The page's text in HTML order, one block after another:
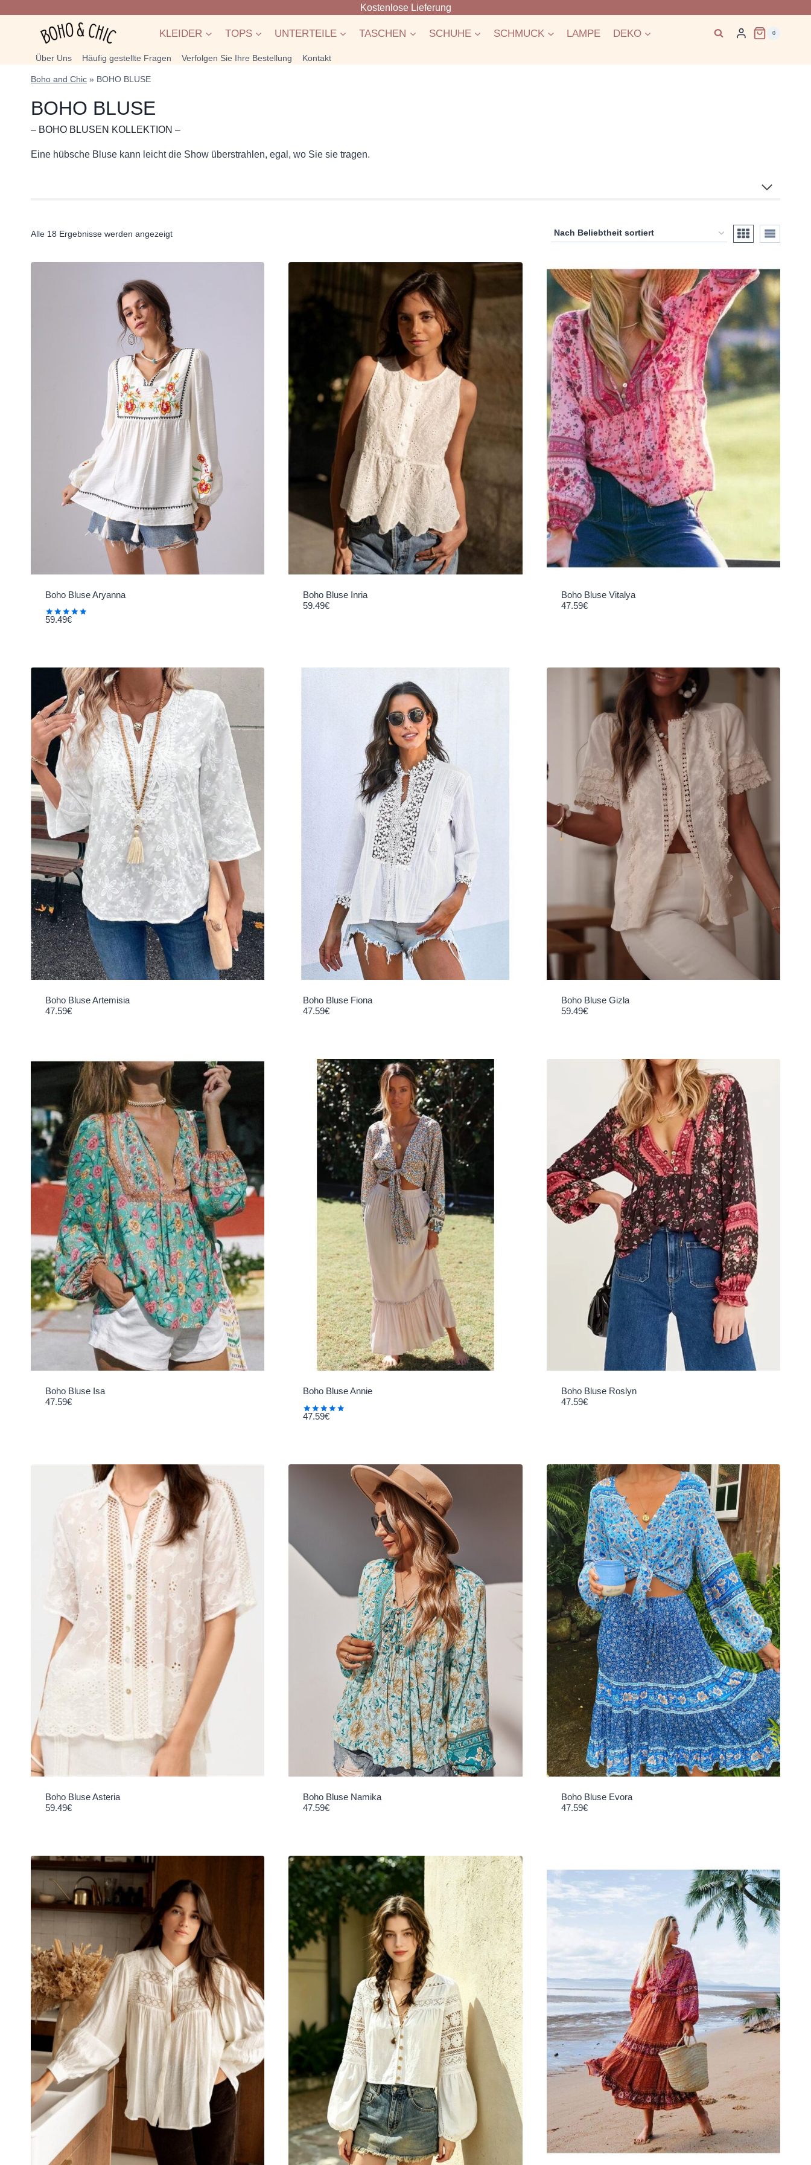
Kostenlose Lieferung
KLEIDER TOPS UNTERTEILE TASCHEN SCHUHE SCHMUCK LAMPE DEKO 0
Über Uns Häufig gestellte Fragen Verfolgen Sie Ihre Bestellung Kontakt
Boho and Chic » BOHO BLUSE
BOHO BLUSE
– BOHO BLUSEN KOLLEKTION –
Eine hübsche Bluse kann leicht die Show überstrahlen, egal, wo Sie sie tragen.
Alle 18 Ergebnisse werden angezeigtNach
Boho Bluse Aryanna
Bewertet
59.49€
Boho Bluse Inria
59.49€
Boho Bluse Vitalya
47.59€
Boho Bluse Artemisia
47.59€
Boho Bluse Fiona
47.59€
Boho Bluse Gizla
59.49€
Boho Bluse Isa
47.59€
Boho Bluse Annie
Bewertet
47.59€
Boho Bluse Roslyn
47.59€
Boho Bluse Asteria
59.49€
Boho Bluse Namika
47.59€
Boho Bluse Evora
47.59€